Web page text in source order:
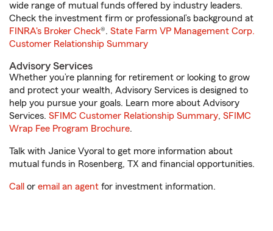
wide range of mutual funds offered by industry leaders.
Check the investment firm or professional’s background at
FINRA's Broker Check®. State Farm VP Management Corp.
Customer Relationship Summary
Advisory Services
Whether you’re planning for retirement or looking to grow
and protect your wealth, Advisory Services is designed to
help you pursue your goals. Learn more about Advisory
Services. SFIMC Customer Relationship Summary, SFIMC
Wrap Fee Program Brochure.
Talk with Janice Vyoral to get more information about
mutual funds in Rosenberg, TX and financial opportunities.
Call or email an agent for investment information.